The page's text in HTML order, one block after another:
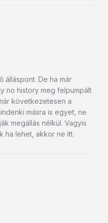
álláspont. De ha már
no history meg felpumpált
következetesen a
másra is egyet, ne
megállás nélkül. Vagyis
ha lehet, akkor ne itt.